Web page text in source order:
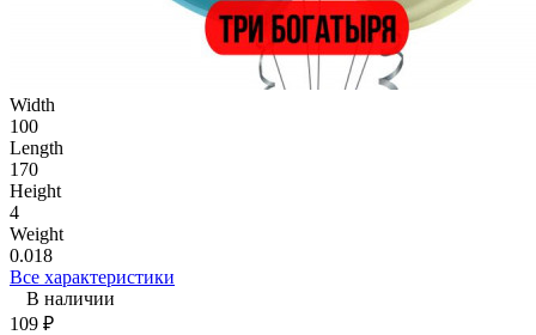
Width
100
Length
170
Height
4
Weight
0.018
Все характеристики
В наличии
109 ₽